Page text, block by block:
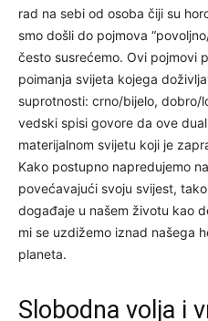
rad na sebi od osoba čiji su
smo došli do pojmova
često susrećemo. Ovi pojmovi
poimanja svijeta kojega
suprotnosti: crno/bijelo, dobro/
vedski spisi govore da ove
materijalnom svijetu koji je
Kako postupno napredujemo
povećavajući svoju svijest,
događaje u našem životu kao
mi se uzdižemo iznad našega
planeta.
Slobodna volja i